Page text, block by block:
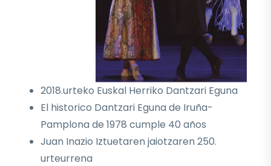
2018.urteko Euskal Herriko Dantzari Eguna
El historico Dantzari Eguna de Iruña-
Pamplona de 1978 cumple 40 años
Juan Inazio Iztuetaren jaiotzaren 250.
urteurrena